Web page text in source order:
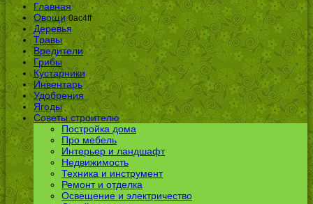
Главная
Овощи 0ac4ff
Деревья
Травы
Вредители
Грибы
Кустарники
Инвентарь
Удобрения
Ягоды
Советы строителю
Постройка дома
Про мебель
Интерьер и ландшафт
Недвижимость
Техника и инструмент
Ремонт и отделка
Освещение и электричество